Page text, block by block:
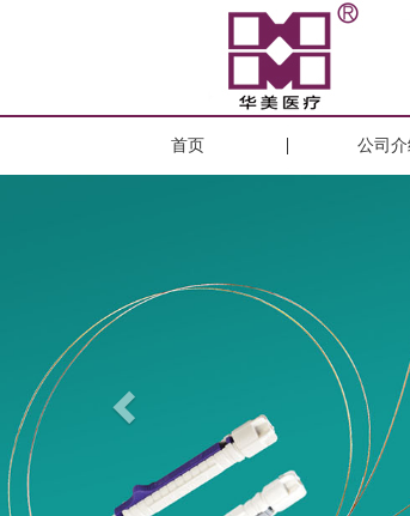
首页 公司介